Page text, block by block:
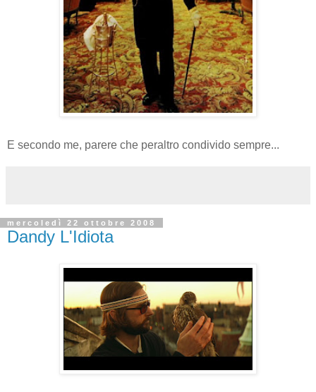
E secondo me, parere che peraltro condivido sempre...
mercoledì 22 ottobre 2008
Dandy L'Idiota